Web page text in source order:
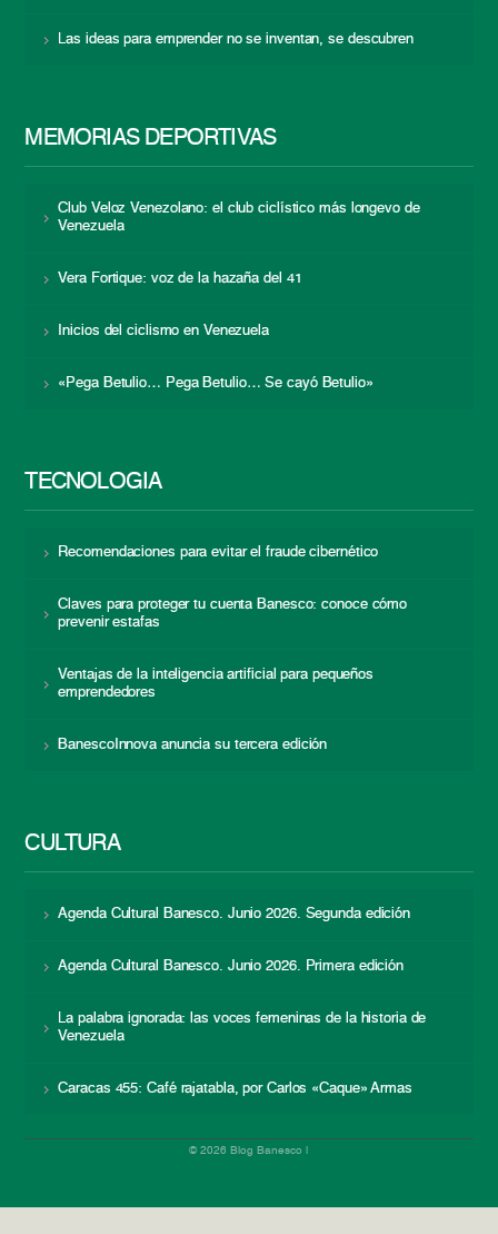
Las ideas para emprender no se inventan, se descubren
MEMORIAS DEPORTIVAS
Club Veloz Venezolano: el club ciclístico más longevo de
Venezuela
Vera Fortique: voz de la hazaña del 41
Inicios del ciclismo en Venezuela
«Pega Betulio… Pega Betulio… Se cayó Betulio»
TECNOLOGÍA
Recomendaciones para evitar el fraude cibernético
Claves para proteger tu cuenta Banesco: conoce cómo
prevenir estafas
Ventajas de la inteligencia artificial para pequeños
emprendedores
BanescoInnova anuncia su tercera edición
CULTURA
Agenda Cultural Banesco. Junio 2026. Segunda edición
Agenda Cultural Banesco. Junio 2026. Primera edición
La palabra ignorada: las voces femeninas de la historia de
Venezuela
Caracas 455: Café rajatabla, por Carlos «Caque» Armas
© 2026 Blog Banesco |